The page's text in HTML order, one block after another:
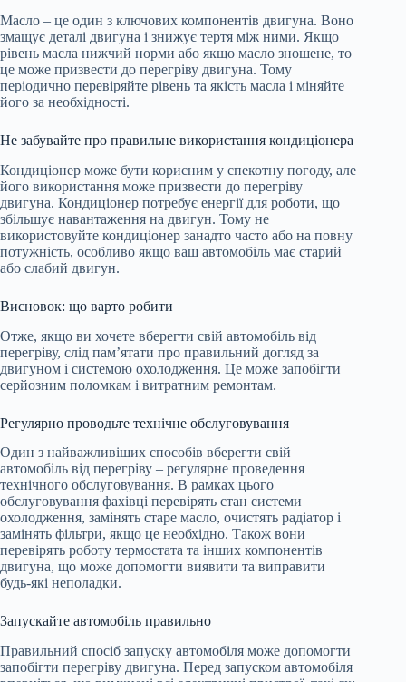
Масло – це один з ключових компонентів двигуна. Воно
змащує деталі двигуна і знижує тертя між ними. Якщо
рівень масла нижчий норми або якщо масло зношене, то
це може призвести до перегріву двигуна. Тому
періодично перевіряйте рівень та якість масла і міняйте
його за необхідності.
Не забувайте про правильне використання кондиціонера
Кондиціонер може бути корисним у спекотну погоду, але
його використання може призвести до перегріву
двигуна. Кондиціонер потребує енергії для роботи, що
збільшує навантаження на двигун. Тому не
використовуйте кондиціонер занадто часто або на повну
потужність, особливо якщо ваш автомобіль має старий
або слабий двигун.
Висновок: що варто робити
Отже, якщо ви хочете вберегти свій автомобіль від
перегріву, слід пам’ятати про правильний догляд за
двигуном і системою охолодження. Це може запобігти
серйозним поломкам і витратним ремонтам.
Регулярно проводьте технічне обслуговування
Один з найважливіших способів вберегти свій
автомобіль від перегріву – регулярне проведення
технічного обслуговування. В рамках цього
обслуговування фахівці перевірять стан системи
охолодження, замінять старе масло, очистять радіатор і
замінять фільтри, якщо це необхідно. Також вони
перевірять роботу термостата та інших компонентів
двигуна, що може допомогти виявити та виправити
будь-які неполадки.
Запускайте автомобіль правильно
Правильний спосіб запуску автомобіля може допомогти
запобігти перегріву двигуна. Перед запуском автомобіля